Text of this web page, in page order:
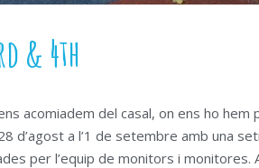
& 4th
acomiadem del casal, on ens ho hem
d’agost a l’1 de setembre amb una
per l’equip de monitors i monitores.